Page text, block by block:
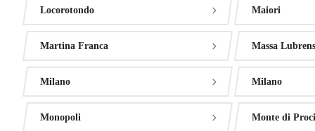
Locorotondo Maiori
Martina Franca Massa
Milano Milano
Monopoli Monte di